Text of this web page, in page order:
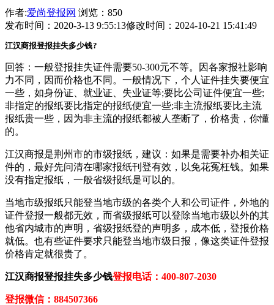
作者:爱尚登报网 浏览：850
发布时间：2020-3-13 9:55:13修改时间：2024-10-21 15:41:49
江汉商报登报挂失多少钱?
回答：一般登报挂失证件需要50-300元不等。因各家报社影响
力不同，因而价格也不同。一般情况下，个人证件挂失要便宜
一些，如身份证、就业证、失业证等;要比公司证件便宜一些;
非指定的报纸要比指定的报纸便宜一些;非主流报纸要比主流
报纸贵一些，因为非主流的报纸都被人垄断了，价格贵，你懂
的。
江汉商报是荆州市的市级报纸，建议：如果是需要补办相关证
件的，最好先问清在哪家报纸刊登有效，以免花冤枉钱。如果
没有指定报纸，一般省级报纸是可以的。
当地市级报纸只能登当地市级的各类个人和公司证件，外地的
证件登报一般都无效，而省级报纸可以登除当地市级以外的其
他省内城市的声明，省级报纸登的声明多，成本低，登报价格
就低。也有些证件要求只能登当地市级日报，像这类证件登报
价格肯定就很贵了。
江汉商报登报挂失多少钱登报电话：400-807-2030
登报微信：884507366